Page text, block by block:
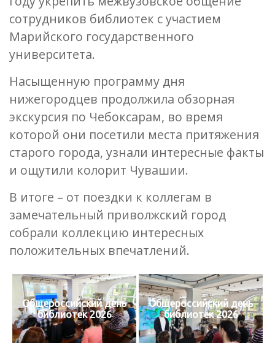
сотрудников библиотек с участием
Марийского государственного
университета.
Насыщенную программу дня
нижегородцев продолжила обзорная
экскурсия по Чебоксарам, во время
которой они посетили места притяжения
старого города, узнали интересные факты
и ощутили колорит Чувашии.
В итоге – от поездки к коллегам в
замечательный приволжский город
собрали коллекцию интересных
положительных впечатлений.
Общероссийский день
библиотек 2026
Общероссийский день
библиотек 2026